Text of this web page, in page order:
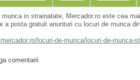
in strainatate, Mercador.ro este cea
a posta gratuit anunturi cu locuri de munca
locuri-de-munca/locuri-de-munca-
comentarii